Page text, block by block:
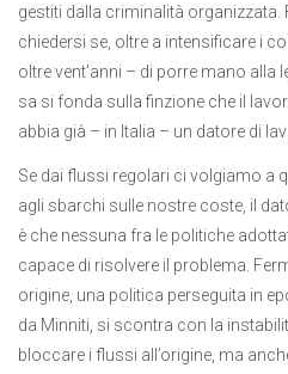
gestiti dalla criminalità organizzata.
chiedersi se, oltre a intensificare i
oltre vent’anni – di porre mano alla
sa si fonda sulla finzione che il
abbia già – in Italia – un datore di
Se dai flussi regolari ci volgiamo a
agli sbarchi sulle nostre coste, il
è che nessuna fra le politiche
capace di risolvere il problema.
origine, una politica perseguita in
da Minniti, si scontra con la
bloccare i flussi all’origine, ma